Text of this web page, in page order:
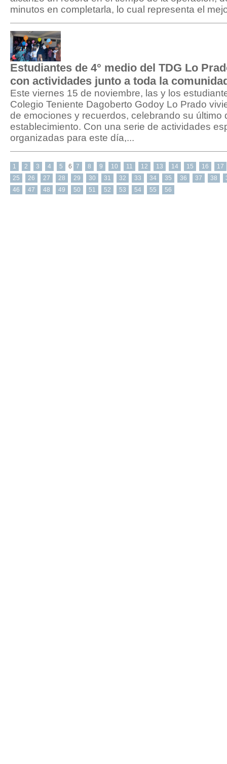
minutos en completarla, lo cual representa el
Estudiantes de 4° medio del TDG Lo
con actividades junto a toda la
Este viernes 15 de noviembre, las y los
Colegio Teniente Dagoberto Godoy Lo Prado
de emociones y recuerdos, celebrando su último
establecimiento. Con una serie de actividades
organizadas para este día,...
1 2 3 4 5 6 7 8 9 10 11 12 13 14 15 16
17
25
26 27 28 29 30 31 32 33 34 35 36 37 38
46
47 48 49 50 51 52 53 54 55 56